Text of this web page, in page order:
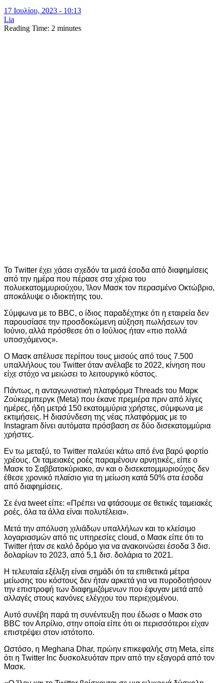
17 Ιουλίου, 2023 - 10:13
Lia
Reading Time: 2 minutes
Το Twitter έχει χάσει σχεδόν τα μισά έσοδα από διαφημίσεις
από την ημέρα που πέρασε στα χέρια του
πολυεκατομμυριούχου, Ίλον Μασκ τον περασμένο Οκτώβριο,
αποκάλυψε ο ιδιοκτήτης του.
Σύμφωνα με το BBC, ο ίδιος παραδέχτηκε ότι η εταιρεία δεν
παρουσίασε την προσδοκώμενη αύξηση πωλήσεων τον
Ιούνιο, αλλά πρόσθεσε ότι ο Ιούλιος ήταν «πιο πολλά
υποσχόμενος».
Ο Μασκ απέλυσε περίπου τους μισούς από τους 7.500
υπαλλήλους του Twitter όταν ανέλαβε το 2022, κίνηση που
είχε στόχο να μειώσει το λειτουργικό κόστος.
Πάντως, η ανταγωνιστική πλατφόρμα Threads του Μαρκ
Ζούκερμπεργκ (Meta) που έκανε πρεμιέρα πριν από λίγες
ημέρες, ήδη μετρά 150 εκατομμύρια χρήστες, σύμφωνα με
εκτιμήσεις. Η διασύνδεση της νέας πλατφόρμας με το
Instagram δίνει αυτόματα πρόσβαση σε δύο δισεκατομμύρια
χρήστες.
Εν τω μεταξύ, το Twitter παλεύει κάτω από ένα βαρύ φορτίο
χρέους. Οι ταμειακές ροές παραμένουν αρνητικές, είπε ο
Μασκ το Σαββατοκύριακο, αν και ο δισεκατομμυριούχος δεν
έθεσε χρονικό πλαίσιο για τη μείωση κατά 50% στα έσοδα
από διαφημίσεις.
Σε ένα tweet είπε: «Πρέπει να φτάσουμε σε θετικές ταμειακές
ροές, όλα τα άλλα είναι πολυτέλεια».
Μετά την απόλυση χιλιάδων υπαλλήλων και το κλείσιμο
λογαριασμών από τις υπηρεσίες cloud, ο Μασκ είπε ότι το
Twitter ήταν σε καλό δρόμο για να ανακοινώσει έσοδα 3 δισ.
δολαρίων το 2023, από 5,1 δισ. δολάρια το 2021.
Η τελευταία εξέλιξη είναι σημάδι ότι τα επιθετικά μέτρα
μείωσης του κόστους δεν ήταν αρκετά για να πυροδοτήσουν
την επιστροφή των διαφημιζόμενων που έφυγαν μετά από
αλλαγές στους κανόνες ελέγχου του περιεχομένου.
Αυτό συνέβη παρά τη συνέντευξη που έδωσε ο Μασκ στο
BBC τον Απρίλιο, στην οποία είπε ότι οι περισσότεροι είχαν
επιστρέψει στον ιστότοπο.
Ωστόσο, η Meghana Dhar, πρώην επικεφαλής στη Meta, είπε
ότι η Twitter Inc δυσκολευόταν πριν από την εξαγορά από τον
Μασκ.